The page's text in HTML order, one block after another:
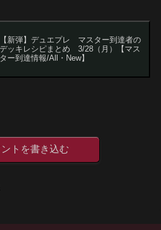
【新弾】デュエプレ マスター到達者の
デッキレシピまとめ 3/28（月）【マス
ター到達情報/All・New】
ントを書き込む